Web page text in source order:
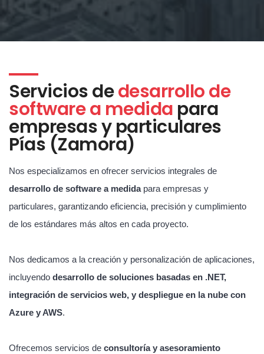
Servicios dedesarrollo de
software a medida para
empresas y particulares
Pías (Zamora)
Nos especializamos en ofrecer servicios integrales de
desarrollo de software a medidapara empresas y
particulares, garantizando eficiencia, precisión y cumplimiento
de los estándares más altos en cada proyecto.
Nos dedicamos a la creación y personalización de aplicaciones,
incluyendo desarrollo de soluciones basadas en .NET,
integración de servicios web, y despliegue en la nube con
Azure y AWS.
Ofrecemos servicios de consultoría y asesoramiento